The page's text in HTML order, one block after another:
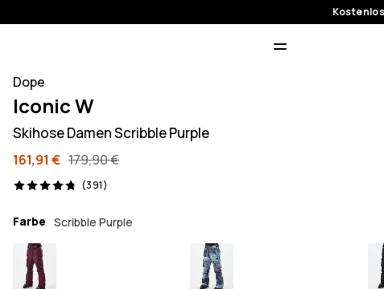
Dope
Iconic W
Skihose Damen Scribble Purple
161,91 € 179,90 €
(391)
391 Reviews, 4.8/5
Farbe Scribble Purple